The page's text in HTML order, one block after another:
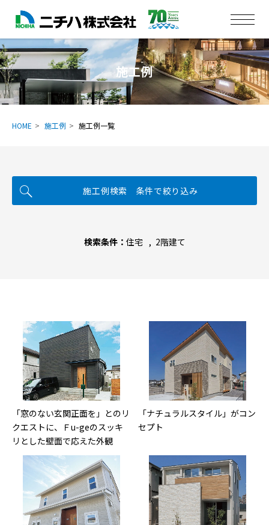
施工例
HOME 施工例 施工例一覧
施工例検索 条件で絞り込み
検索条件： 住宅 2階建て
「窓のない玄関正面を」とのリ
クエストに、Ｆu-geのスッキ
リとした壁面で応えた外観
「ナチュラルスタイル」がコン
セプト